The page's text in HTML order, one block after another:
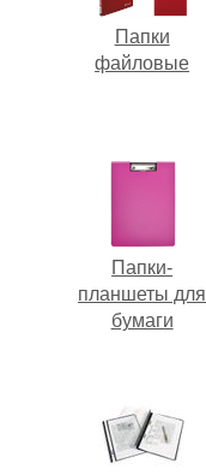
Папки
файловые
Папки-
планшеты для
бумаги